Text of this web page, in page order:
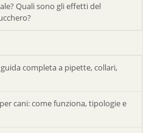
Quali sono gli effetti del
completa a pipette, collari,
cani: come funziona, tipologie e